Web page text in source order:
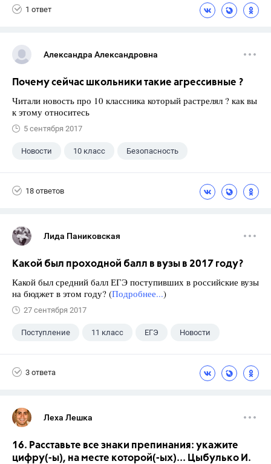
1 ответ
Александра Александровна
Почему сейчас школьники такие агрессивные ?
Читали новость про 10 классника который растрелял ? как вы
к этому относитесь
5 сентября 2017
Новости 10 класс Безопасность
18 ответов
Лида Паниковская
Какой был проходной балл в вузы в 2017 году?
Какой был средний балл ЕГЭ поступивших в российские вузы
на бюджет в этом году? (Подробнее...)
27 сентября 2017
Поступление 11 класс ЕГЭ Новости
3 ответа
Леха Лешка
16. Расставьте все знаки препинания: укажите
цифру(-ы), на месте которой(-ых)... Цыбулько И.